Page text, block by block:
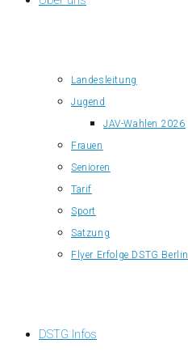
Landesleitung
Jugend
JAV-Wahlen 2026
Frauen
Senioren
Tarif
Sport
Satzung
Flyer Erfolge DSTG Berlin
DSTG Infos